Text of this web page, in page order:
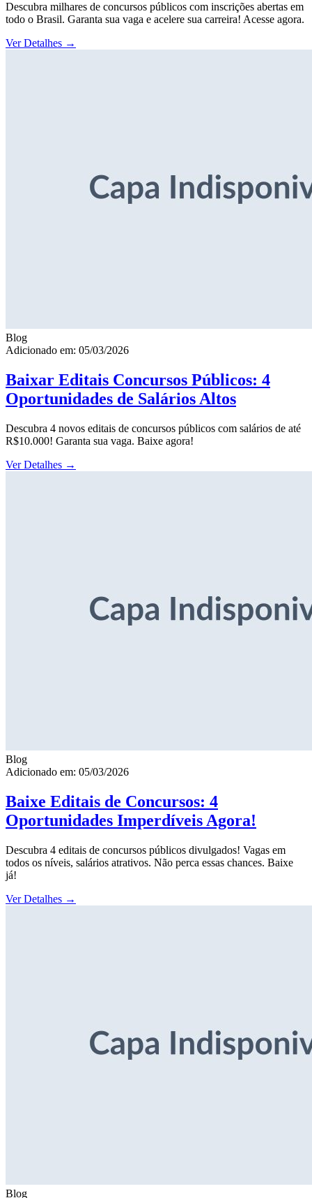
Descubra milhares de concursos públicos com inscrições abertas em
todo o Brasil. Garanta sua vaga e acelere sua carreira! Acesse agora.
Ver Detalhes →
Blog
Adicionado em: 05/03/2026
Baixar Editais Concursos Públicos: 4
Oportunidades de Salários Altos
Descubra 4 novos editais de concursos públicos com salários de até
R$10.000! Garanta sua vaga. Baixe agora!
Ver Detalhes →
Blog
Adicionado em: 05/03/2026
Baixe Editais de Concursos: 4
Oportunidades Imperdíveis Agora!
Descubra 4 editais de concursos públicos divulgados! Vagas em
todos os níveis, salários atrativos. Não perca essas chances. Baixe
já!
Ver Detalhes →
Blog